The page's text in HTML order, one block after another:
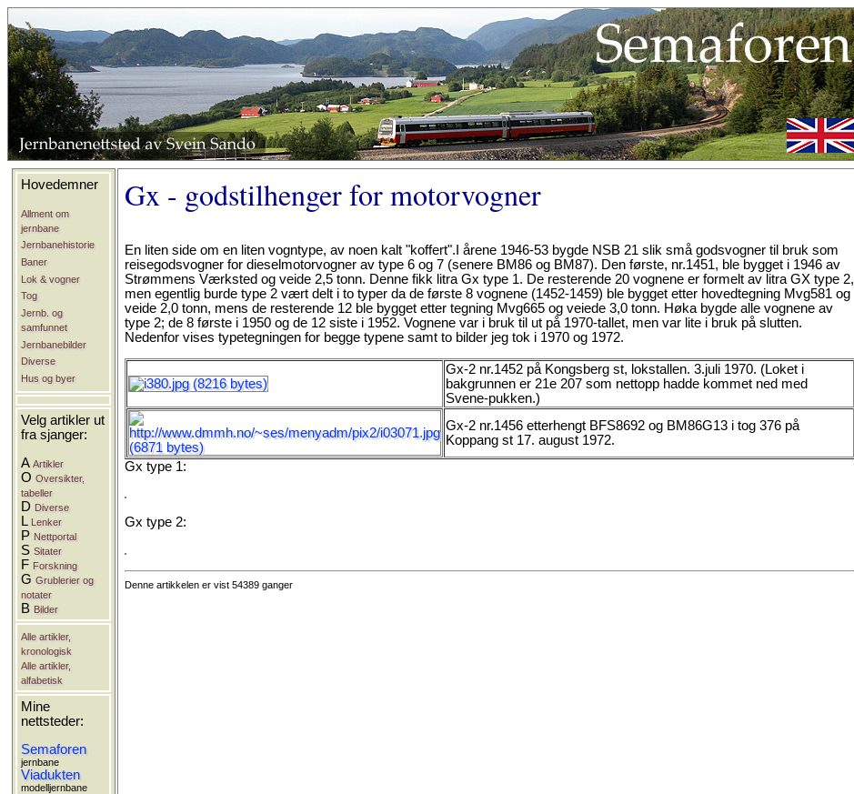
Hovedemner
Allment om
jernbane
Jernbanehistorie
Baner
Lok & vogner
Tog
Jernb. og
samfunnet
Jernbanebilder
Diverse
Hus og byer
Velg artikler ut
fra sjanger:
AArtikler
OOversikter,
tabeller
D Diverse
L Lenker
P Nettportal
SSitater
F Forskning
GGrublerier og
notater
B Bilder
Alle artikler,
kronologisk
Alle artikler,
alfabetisk
Mine
nettsteder:
Semaforen
jernbane
Viadukten
modelljernbane
Gx - godstilhenger for motorvogner
En liten side om en liten vogntype, av noen kalt "koffert".I årene 1946-53 bygde NSB 21 slik små godsvogner til bruk som
reisegodsvogner for dieselmotorvogner av type 6 og 7 (senere BM86 og BM87). Den første, nr.1451, ble bygget i 1946 av
Strømmens Værksted og veide 2,5 tonn. Denne fikk litra Gx type 1. De resterende 20 vognene er formelt av litra GX type 2,
men egentlig burde type 2 vært delt i to typer da de første 8 vognene (1452-1459) ble bygget etter hovedtegning Mvg581 og
veide 2,0 tonn, mens de resterende 12 ble bygget etter tegning Mvg665 og veiede 3,0 tonn. Høka bygde alle vognene av
type 2; de 8 første i 1950 og de 12 siste i 1952. Vognene var i bruk til ut på 1970-tallet, men var lite i bruk på slutten.
Nedenfor vises typetegningen for begge typene samt to bilder jeg tok i 1970 og 1972.
Gx-2 nr.1452 på Kongsberg st, lokstallen. 3.juli 1970. (Loket i
bakgrunnen er 21e 207 som nettopp hadde kommet ned med
Svene-pukken.)
Gx-2 nr.1456 etterhengt BFS8692 og BM86G13 i tog 376 på
Koppang st 17. august 1972.
Gx type 1:
Gx type 2:
Denne artikkelen er vist 54389 ganger